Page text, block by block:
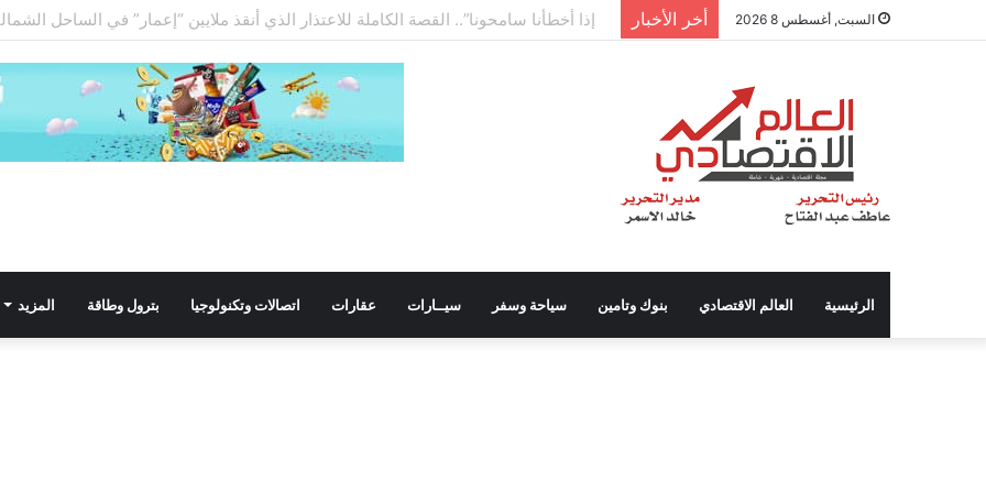
السبت, أغسطس 8 2026 أخر الأخبار إذا أخطأنا سامحونا”.. القصة الكاملة للاعتذار الذي أنقذ ملايين “إعمار” في الساحل الشمالي
الرئيسية العالم الاقتصادي بنوك وتامين سياحة وسفر سيــارات عقارات اتصالات وتكنولوجيا بترول وطاقة المزيد